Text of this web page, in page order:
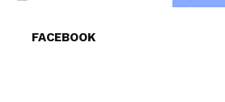
FACEBOOK